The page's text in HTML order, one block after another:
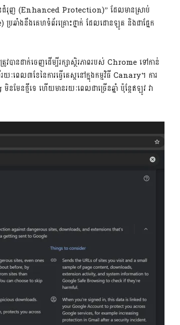
បានជំរុញ (Enhanced Protection)” ដែលមានស្រាប់
រឆាំងនឹងគេហទំព័រគ្រោះថ្នាក់ ដែលដោនឡូត និងជាផ្នែក
ានដាក់ចេញដើម្បីរក្សាស្ថិរភាពរបស់ Chrome ទៅកាន់
េល៣ខែនៃការធ្វើតេស្តនៅក្នុងកម្មវិធី Canary។ ការ
ែនថ្មីទេ ហើយមានរយៈពេលជាច្រើនឆ្នាំ ប៉ុន្តែឥឡូវ វា